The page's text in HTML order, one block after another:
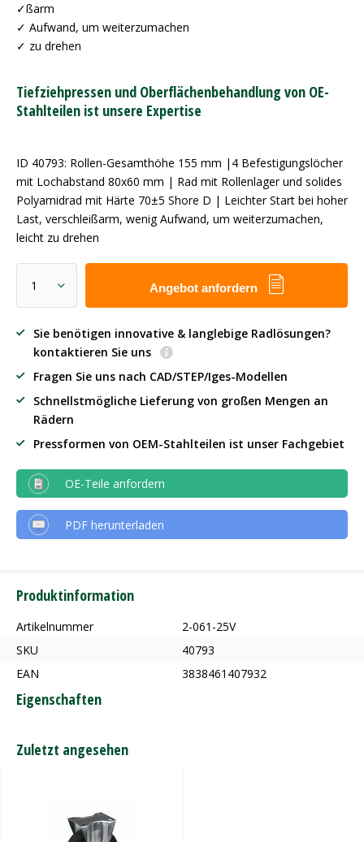
✓ßarm
✓ Aufwand, um weiterzumachen
✓ zu drehen
Tiefziehpressen und Oberflächenbehandlung von OE-
Stahlteilen ist unsere Expertise
ID 40793: Rollen-Gesamthöhe 155 mm |4 Befestigungslöcher
mit Lochabstand 80x60 mm | Rad mit Rollenlager und solides
Polyamidrad mit Härte 70±5 Shore D | Leichter Start bei hoher
Last, verschleißarm, wenig Aufwand, um weiterzumachen,
leicht zu drehen
Angebot anfordern
Sie benötigen innovative & langlebige Radlösungen?
kontaktieren Sie uns
Fragen Sie uns nach CAD/STEP/Iges-Modellen
Schnellstmögliche Lieferung von großen Mengen an
Rädern
Pressformen von OEM-Stahlteilen ist unser Fachgebiet
OE-Teile anfordern
PDF herunterladen
Produktinformation
Artikelnummer
2-061-25V
SKU
40793
EAN
3838461407932
Eigenschaften
Zuletzt angesehen